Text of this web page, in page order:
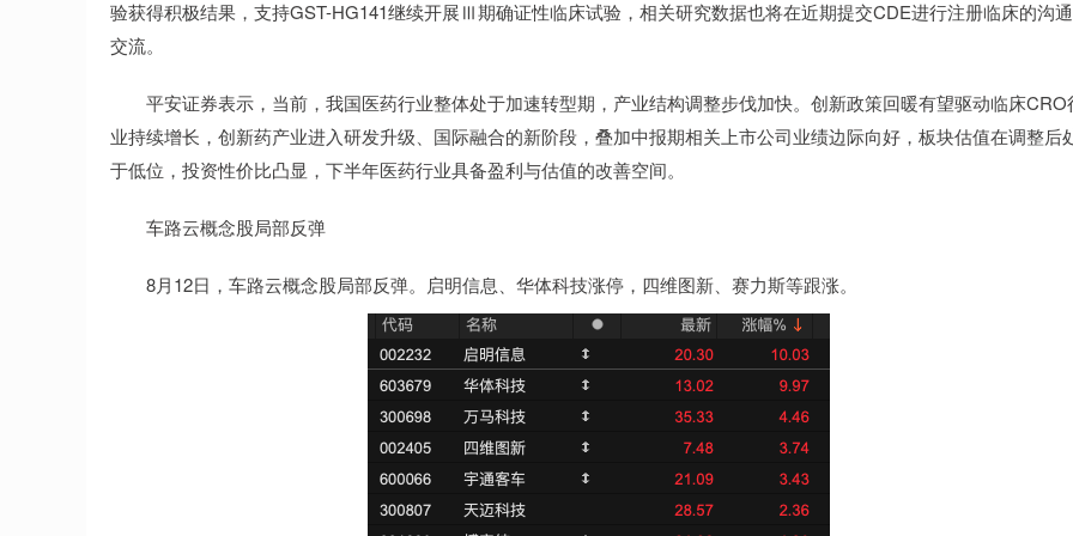
验获得积极结果，支持GST-HG141继续开展Ⅲ期确证性临床试验，相关研究数据也将在近期提交CDE进行注册临床的沟通
交流。
平安证券表示，当前，我国医药行业整体处于加速转型期，产业结构调整步伐加快。创新政策回暖有望驱动临床CRO
业持续增长，创新药产业进入研发升级、国际融合的新阶段，叠加中报期相关上市公司业绩边际向好，板块估值在调整后
于低位，投资性价比凸显，下半年医药行业具备盈利与估值的改善空间。
车路云概念股局部反弹
8月12日，车路云概念股局部反弹。启明信息、华体科技涨停，四维图新、赛力斯等跟涨。